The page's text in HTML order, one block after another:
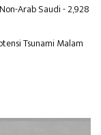
Arab Saudi- 2,928
Tsunami Malam